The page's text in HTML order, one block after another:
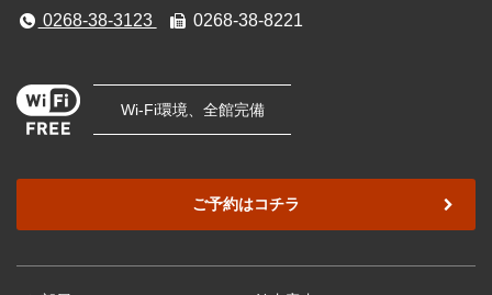
0268-38-3123 0268-38-8221
Wi-Fi環境、全館完備
ご予約はコチラ